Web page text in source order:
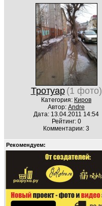
Тротуар (1 фото)
Категория: Киров
Автор: Andre
Дата: 13.04.2011 14:54
Рейтинг: 0
Комментарии: 3
Рекомендуем: